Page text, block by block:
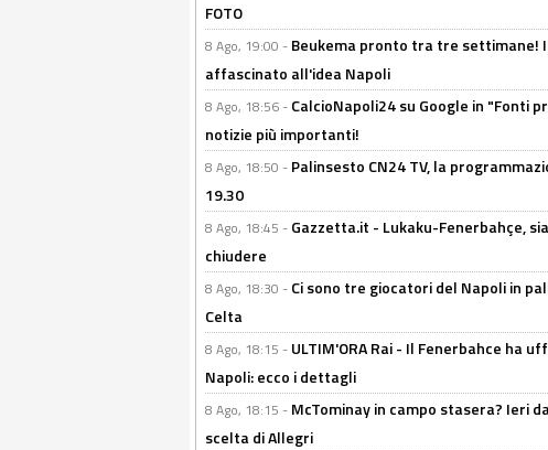
FOTO
8 Ago, 19:00 - Beukema pronto tra tre settimane!
affascinato all'idea Napoli
8 Ago, 18:56 - CalcioNapoli24 su Google in "Fonti
notizie più importanti!
8 Ago, 18:50 - Palinsesto CN24 TV, la
19.30
8 Ago, 18:45 - Gazzetta.it - Lukaku-Fenerbahçe,
chiudere
8 Ago, 18:30 - Ci sono tre giocatori del Napoli in
Celta
8 Ago, 18:15 - ULTIM'ORA Rai - Il Fenerbahce ha
Napoli: ecco i dettagli
8 Ago, 18:15 - McTominay in campo stasera? Ieri
scelta di Allegri